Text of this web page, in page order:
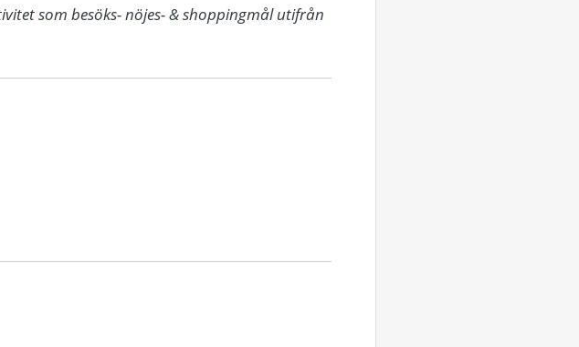
som besöks- nöjes- & shoppingmål utifrån